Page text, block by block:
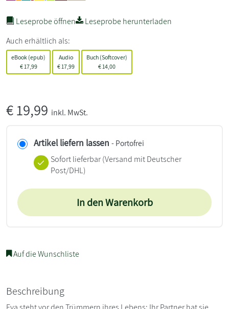
Leseprobe öffnen
Leseprobe herunterladen
Auch erhältlich als:
eBook (epub)
€17,99
Audio
€ 17,99
Buch (Softcover)
€ 14,00
€19,99 inkl. MwSt.
Artikel liefern lassen - Portofrei
Sofort lieferbar(Versand mit Deutscher
Post/DHL)
In den Warenkorb
Auf die Wunschliste
Beschreibung